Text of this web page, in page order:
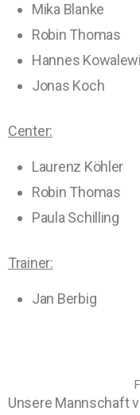
Mika Blanke
Robin Thomas
Hannes
Jonas Koch
Center:
Laurenz Köhler
Robin Thomas
Paula Schilling
Trainer:
Jan Berbig
Unsere Mannschaft